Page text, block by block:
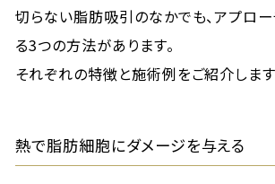
切らない脂肪吸引のなかでも、アプロ
る3つの方法があります。
それぞれの特徴と施術例をご紹介します
熱で脂肪細胞にダメージを与える